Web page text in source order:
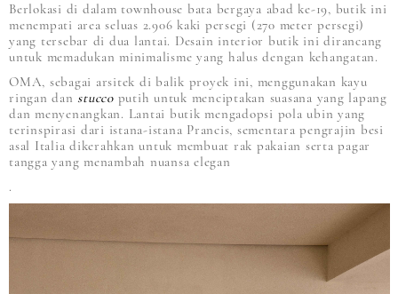
Berlokasi di dalam townhouse bata bergaya abad ke-19, butik ini
menempati area seluas 2.906 kaki persegi (270 meter persegi)
yang tersebar di dua lantai. Desain interior butik ini dirancang
untuk memadukan minimalisme yang halus dengan kehangatan.
OMA, sebagai arsitek di balik proyek ini, menggunakan kayu
ringan dan stuccoputih untuk menciptakan suasana yang lapang
dan menyenangkan. Lantai butik mengadopsi pola ubin yang
terinspirasi dari istana-istana Prancis, sementara pengrajin besi
asal Italia dikerahkan untuk membuat rak pakaian serta pagar
tangga yang menambah nuansa elegan
.